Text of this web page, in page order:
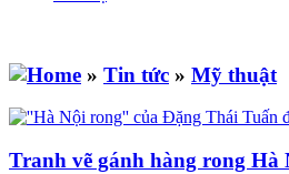
» Tin tức » Mỹ thuật
Tranh vẽ gánh hàng rong